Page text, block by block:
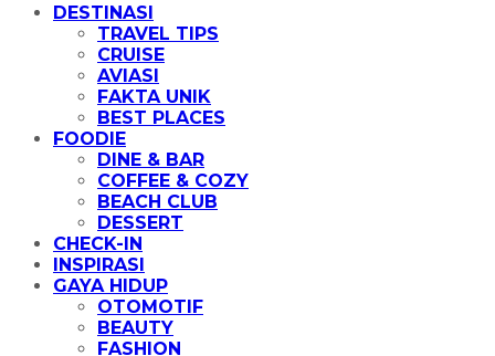
DESTINASI
TRAVEL TIPS
CRUISE
AVIASI
FAKTA UNIK
BEST PLACES
FOODIE
DINE & BAR
COFFEE & COZY
BEACH CLUB
DESSERT
CHECK-IN
INSPIRASI
GAYA HIDUP
OTOMOTIF
BEAUTY
FASHION